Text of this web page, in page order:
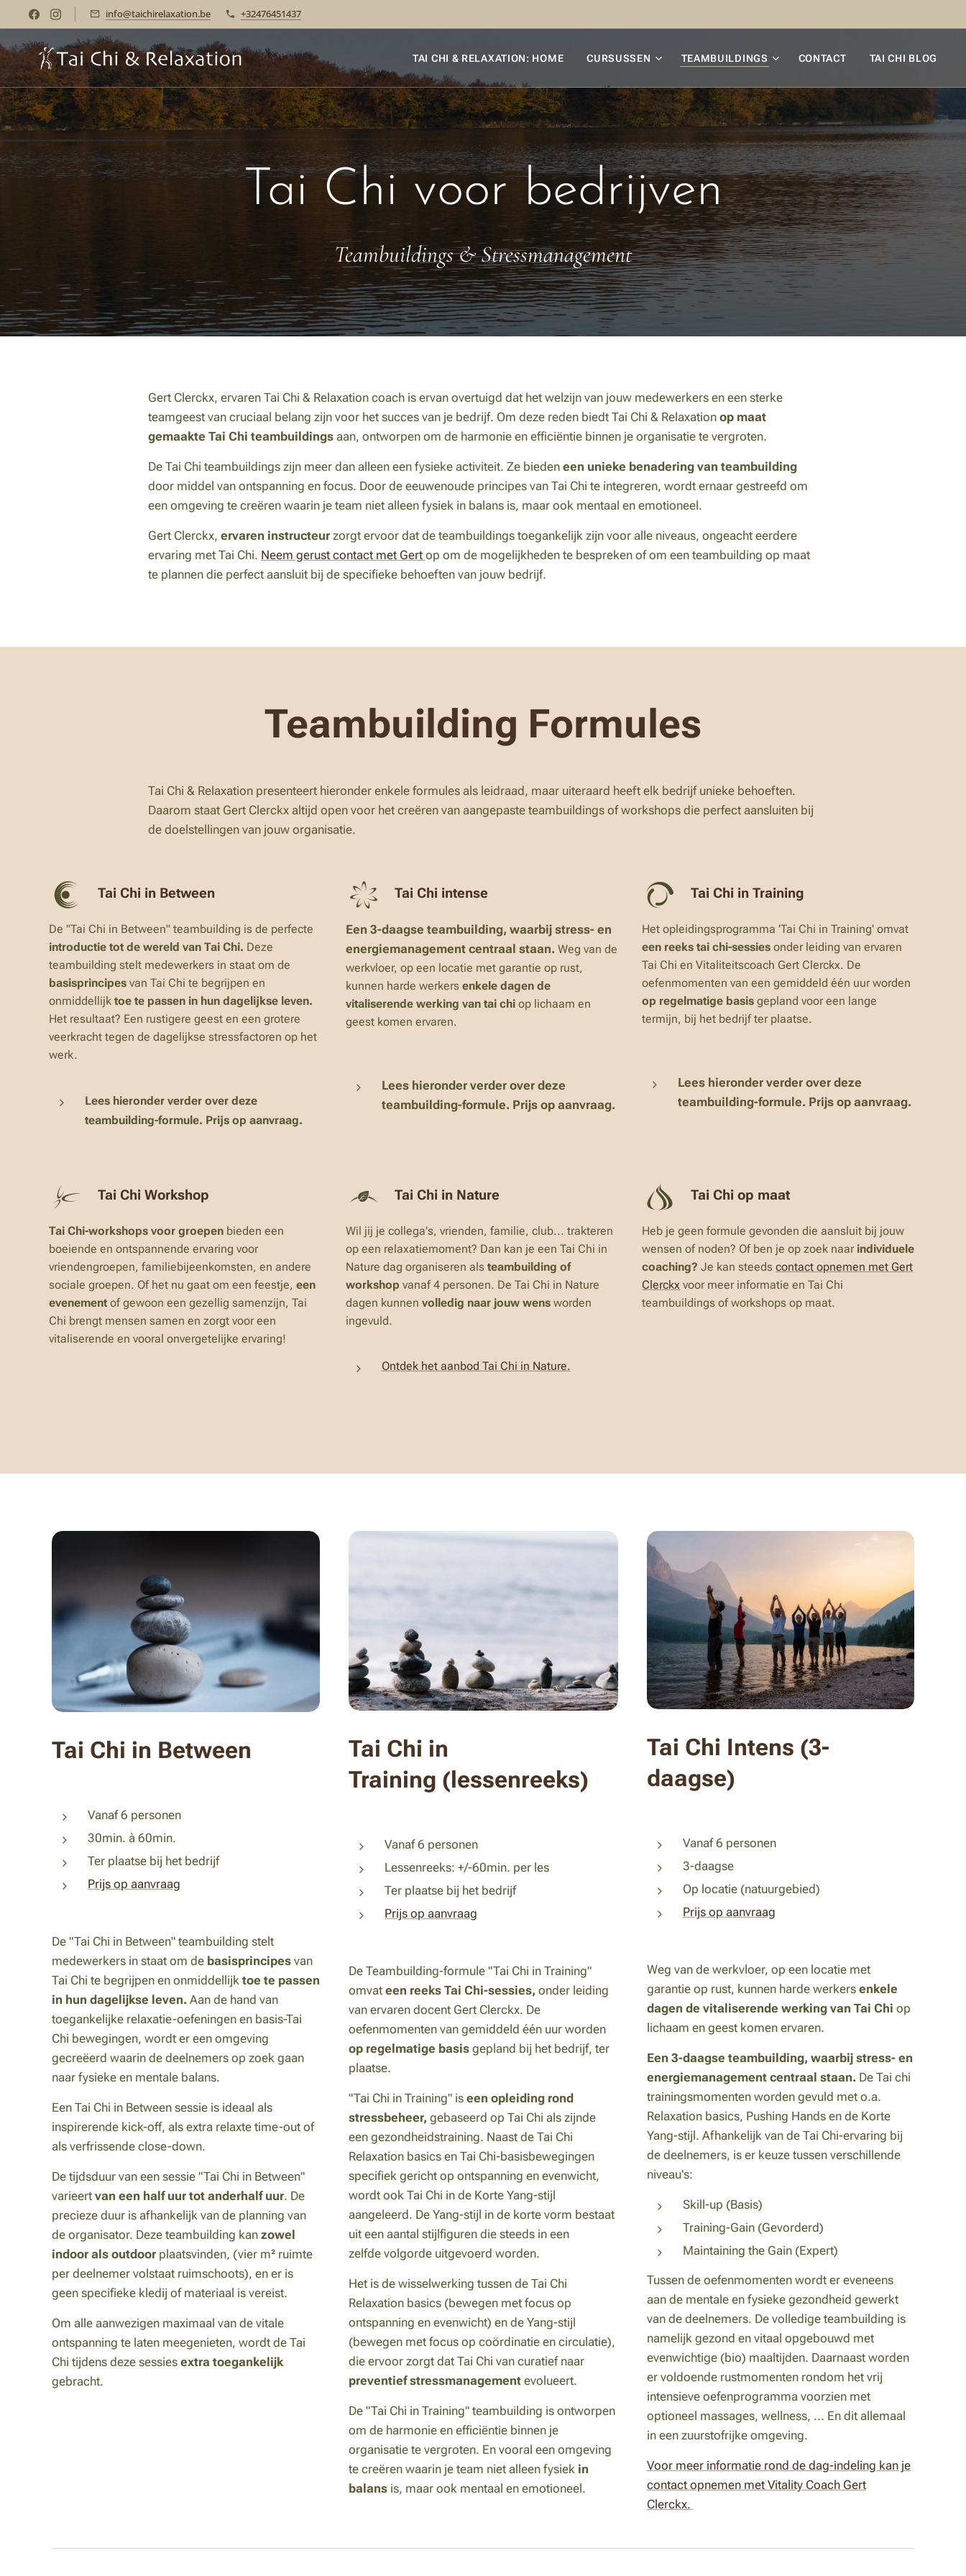
info@taichirelaxation.be +32476451437
TAI CHI & RELAXATION: HOME CURSUSSEN TEAMBUILDINGS CONTACT TAI CHI BLOG
Tai Chi voor bedrijven
Teambuildings & Stressmanagement
Gert Clerckx, ervaren Tai Chi & Relaxation coach is ervan overtuigd dat het welzijn van jouw medewerkers en een sterke
teamgeest van cruciaal belang zijn voor het succes van je bedrijf. Om deze reden biedt Tai Chi & Relaxation op maat
gemaakte Tai Chi teambuildingsaan, ontworpen om de harmonie en efficiëntie binnen je organisatie te vergroten.
De Tai Chi teambuildings zijn meer dan alleen een fysieke activiteit. Ze biedeneen unieke benadering van teambuilding
door middel van ontspanning en focus. Door de eeuwenoude principes van Tai Chi te integreren, wordt ernaar gestreefd om
een omgeving te creëren waarin je team niet alleen fysiek in balans is, maar ook mentaal en emotioneel.
Gert Clerckx, ervaren instructeurzorgt ervoor dat de teambuildings toegankelijk zijn voor alle niveaus, ongeacht eerdere
ervaring met Tai Chi. Neem gerust contact met Gert op om de mogelijkheden te bespreken of om een teambuilding op maat
te plannen die perfect aansluit bij de specifieke behoeften van jouw bedrijf.
Teambuilding Formules
Tai Chi & Relaxation presenteert hieronder enkele formules als leidraad, maar uiteraard heeft elk bedrijf unieke behoeften.
Daarom staat Gert Clerckx altijd open voor het creëren van aangepaste teambuildings of workshops die perfect aansluiten bij
de doelstellingen van jouw organisatie.
Tai Chi in Between
De "Tai Chi in Between" teambuilding is de perfecte
introductie tot de wereld van Tai Chi. Deze
teambuilding stelt medewerkers in staat om de
basisprincipesvan Tai Chi te begrijpen en
onmiddellijktoe te passen in hun dagelijkse leven.
Het resultaat? Een rustigere geest en een grotere
veerkracht tegen de dagelijkse stressfactoren op het
werk.
Lees hieronder verder over deze
teambuilding-formule. Prijs op aanvraag.
Tai Chi intense
Een 3-daagse teambuilding, waarbij stress- en
energiemanagement centraal staan. Weg van de
werkvloer, op een locatie met garantie op rust,
kunnen harde werkers enkele dagen de
vitaliserende werking van tai chiop lichaam en
geest komen ervaren.
Lees hieronder verder over deze
teambuilding-formule. Prijs op aanvraag.
Tai Chi in Training
Het opleidingsprogramma 'Tai Chi in Training' omvat
een reeks tai chi-sessies onder leiding van ervaren
Tai Chi en Vitaliteitscoach Gert Clerckx. De
oefenmomenten van een gemiddeld één uur worden
op regelmatige basisgepland voor een lange
termijn, bij het bedrijf ter plaatse.
Lees hieronder verder over deze
teambuilding-formule. Prijs op aanvraag.
Tai Chi Workshop
Tai Chi-workshops voor groepenbieden een
boeiende en ontspannende ervaring voor
vriendengroepen, familiebijeenkomsten, en andere
sociale groepen. Of het nu gaat om een feestje, een
evenementof gewoon een gezellig samenzijn, Tai
Chi brengt mensen samen en zorgt voor een
vitaliserende en vooral onvergetelijke ervaring!
Tai Chi in Nature
Wil jij je collega's, vrienden, familie, club... trakteren
op een relaxatiemoment? Dan kan je een Tai Chi in
Nature dag organiseren als teambuilding of
workshop vanaf 4 personen. De Tai Chi in Nature
dagen kunnen volledig naar jouw wensworden
ingevuld.
Ontdek het aanbod Tai Chi in Nature.
Tai Chi op maat
Heb je geen formule gevonden die aansluit bij jouw
wensen of noden? Of ben je op zoek naar individuele
coaching? Je kan steedscontact opnemen met Gert
Clerckx voor meer informatie en Tai Chi
teambuildings of workshops op maat.
Tai Chi in Between
Vanaf 6 personen
30min. à 60min.
Ter plaatse bij het bedrijf
Prijs op aanvraag
De "Tai Chi in Between" teambuilding stelt
medewerkers in staat om de basisprincipes van
Tai Chi te begrijpen en onmiddellijk toe te passen
in hun dagelijkse leven. Aan de hand van
toegankelijke relaxatie-oefeningen en basis-Tai
Chi bewegingen, wordt er een omgeving
gecreëerd waarin de deelnemers op zoek gaan
naar fysieke en mentale balans.
Een Tai Chi in Between sessie is ideaal als
inspirerende kick-off, als extra relaxte time-out of
als verfrissende close-down.
De tijdsduur van een sessie "Tai Chi in Between"
varieert van een half uur tot anderhalf uur. De
precieze duur is afhankelijk van de planning van
de organisator. Deze teambuilding kan zowel
indoor als outdoor plaatsvinden, (vier m² ruimte
per deelnemer volstaat ruimschoots), en er is
geen specifieke kledij of materiaal is vereist.
Om alle aanwezigen maximaal van de vitale
ontspanning te laten meegenieten, wordt de Tai
Chi tijdens deze sessies extra toegankelijk
gebracht.
Tai Chi in
Training (lessenreeks)
Vanaf 6 personen
Lessenreeks: +/-60min. per les
Ter plaatse bij het bedrijf
Prijs op aanvraag
De Teambuilding-formule "Tai Chi in Training"
omvateen reeks Tai Chi-sessies,onder leiding
van ervaren docent Gert Clerckx. De
oefenmomenten van gemiddeld één uur worden
op regelmatige basisgepland bij het bedrijf, ter
plaatse.
"Tai Chi in Training" iseen opleiding rond
stressbeheer, gebaseerd op Tai Chi als zijnde
een gezondheidstraining. Naast de Tai Chi
Relaxation basics en Tai Chi-basisbewegingen
specifiek gericht op ontspanning en evenwicht,
wordt ook Tai Chi in de Korte Yang-stijl
aangeleerd. De Yang-stijl in de korte vorm bestaat
uit een aantal stijlfiguren die steeds in een
zelfde volgorde uitgevoerd worden.
Het is de wisselwerking tussen de Tai Chi
Relaxation basics (bewegen met focus op
ontspanning en evenwicht) en de Yang-stijl
(bewegen met focus op coördinatie en circulatie),
die ervoor zorgt dat Tai Chi van curatief naar
preventief stressmanagement evolueert.
De "Tai Chi in Training" teambuilding is ontworpen
om de harmonie en efficiëntie binnen je
organisatie te vergroten. En vooral een omgeving
te creëren waarin je team niet alleen fysiek in
balans is, maar ook mentaal en emotioneel.
Tai Chi Intens (3-
daagse)
Vanaf 6 personen
3-daagse
Op locatie (natuurgebied)
Prijs op aanvraag
Weg van de werkvloer, op een locatie met
garantie op rust, kunnen harde werkers enkele
dagen de vitaliserende werking van Tai Chi op
lichaam en geest komen ervaren.
Een 3-daagse teambuilding, waarbij stress- en
energiemanagement centraal staan. De Tai chi
trainingsmomenten worden gevuld met o.a.
Relaxation basics, Pushing Hands en de Korte
Yang-stijl. Afhankelijk van de Tai Chi-ervaring bij
de deelnemers, is er keuze tussen verschillende
niveau's:
Skill-up (Basis)
Training-Gain (Gevorderd)
Maintaining the Gain (Expert)
Tussen de oefenmomenten wordt er eveneens
aan de mentale en fysieke gezondheid gewerkt
van de deelnemers. De volledige teambuilding is
namelijk gezond en vitaal opgebouwd met
evenwichtige (bio) maaltijden. Daarnaast worden
er voldoende rustmomenten rondom het vrij
intensieve oefenprogramma voorzien met
optioneel massages, wellness, ... En dit allemaal
in een zuurstofrijke omgeving.
Voor meer informatie rond de dag-indeling kan je
contact opnemen met Vitality Coach Gert
Clerckx.